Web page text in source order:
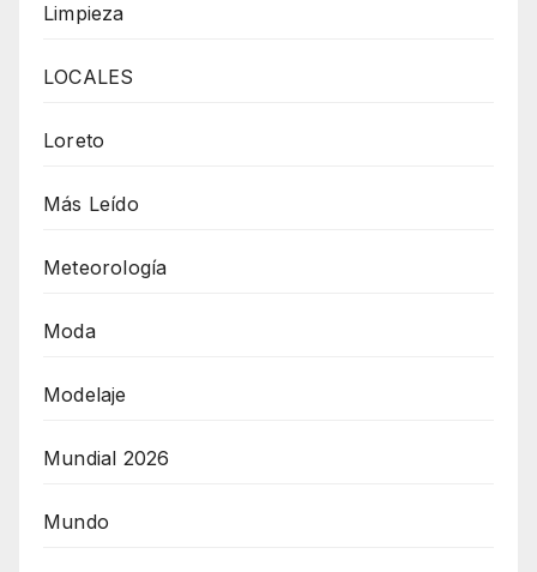
Limpieza
LOCALES
Loreto
Más Leído
Meteorología
Moda
Modelaje
Mundial 2026
Mundo